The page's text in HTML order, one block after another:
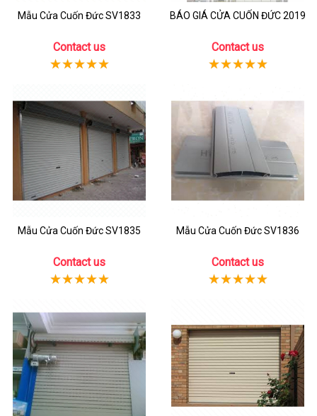
Mẫu Cửa Cuốn Đức SV1833
Contact us
BÁO GIÁ CỬA CUỐN ĐỨC 2019
Contact us
Mẫu Cửa Cuốn Đức SV1835
Contact us
Mẫu Cửa Cuốn Đức SV1836
Contact us